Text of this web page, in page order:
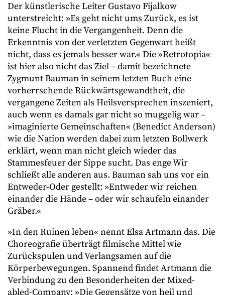
Der künstlerische Leiter Gustavo Fijalkow
unterstreicht: »Es geht nicht ums Zurück, es ist
keine Flucht in die Vergangenheit. Denn die
Erkenntnis von der verletzten Gegenwart heißt
nicht, dass es jemals besser war.« Die »Retrotopia«
ist hier also nicht das Ziel – damit bezeichnete
Zygmunt Bauman in seinem letzten Buch eine
vorherrschende Rückwärtsgewandtheit, die
vergangene Zeiten als Heilsversprechen inszeniert,
auch wenn es damals gar nicht so muggelig war –
»imaginierte Gemeinschaften« (Benedict Anderson)
wie die Nation werden dabei zum letzten Bollwerk
erklärt, wenn man nicht gleich wieder das
Stammesfeuer der Sippe sucht. Das enge Wir
schließt alle anderen aus. Bauman sah uns vor ein
Entweder-Oder gestellt: »Entweder wir reichen
einander die Hände – oder wir schaufeln einander
Gräber.«
»In den Ruinen leben« nennt Elsa Artmann das. Die
Choreografie überträgt filmische Mittel wie
Zurückspulen und Verlangsamen auf die
Körperbewegungen. Spannend findet Artmann die
Verbindung zu den Besonderheiten der Mixed-
abled-Company: »Die Gegensätze von heil und